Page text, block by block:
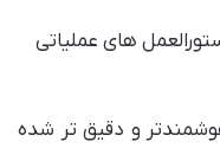
های عملیاتی
و دقیق تر شده